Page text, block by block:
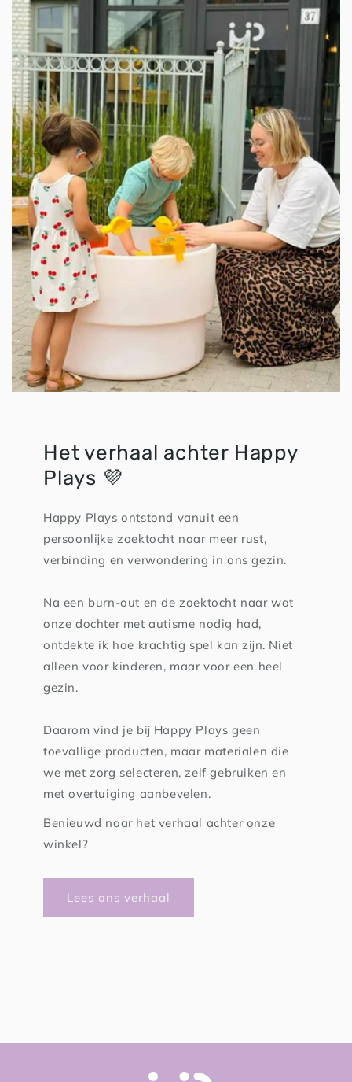
Het verhaal achter Happy
Plays 💜
Happy Plays ontstond vanuit een
persoonlijke zoektocht naar meer rust,
verbinding en verwondering in ons gezin.
Na een burn-out en de zoektocht naar wat
onze dochter met autisme nodig had,
ontdekte ik hoe krachtig spel kan zijn. Niet
alleen voor kinderen, maar voor een heel
gezin.
Daarom vind je bij Happy Plays geen
toevallige producten, maar materialen die
we met zorg selecteren, zelf gebruiken en
met overtuiging aanbevelen.
Benieuwd naar het verhaal achter onze
winkel?
Lees ons verhaal